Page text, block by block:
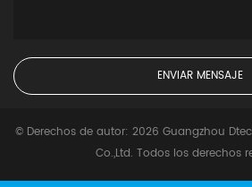
© Derechos de autor: 2026 Guangzhou
Co.,Ltd. Todos los derechos